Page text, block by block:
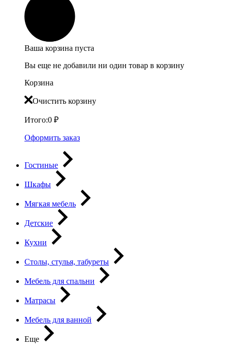
Ваша корзина пуста
Вы еще не добавили ни один товар в корзину
Корзина
Очистить корзину
Итого:0 ₽
Оформить заказ
Гостиные
Шкафы
Мягкая мебель
Детские
Кухни
Столы, стулья, табуреты
Мебель для спальни
Матрасы
Мебель для ванной
Еще